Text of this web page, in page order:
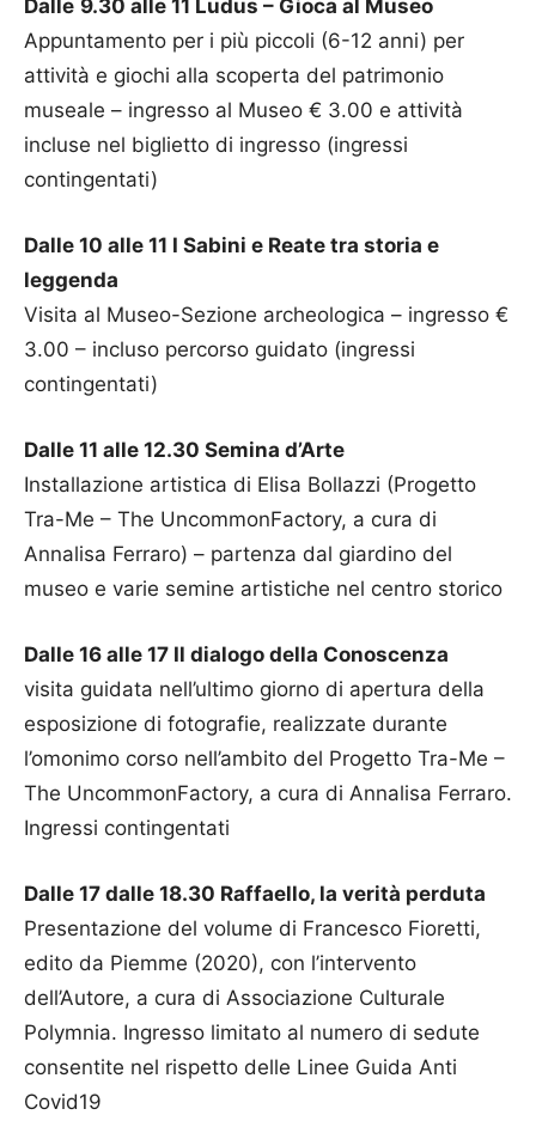
Dalle 9.30 alle 11 Ludus – Gioca al Museo
Appuntamento per i più piccoli (6-12 anni) per
attività e giochi alla scoperta del patrimonio
museale – ingresso al Museo € 3.00 e attività
incluse nel biglietto di ingresso (ingressi
contingentati)
Dalle 10 alle 11 I Sabini e Reate tra storia e
leggenda
Visita al Museo-Sezione archeologica – ingresso €
3.00 – incluso percorso guidato (ingressi
contingentati)
Dalle 11 alle 12.30 Semina d’Arte
Installazione artistica di Elisa Bollazzi (Progetto
Tra-Me – The UncommonFactory, a cura di
Annalisa Ferraro) – partenza dal giardino del
museo e varie semine artistiche nel centro storico
Dalle 16 alle 17 Il dialogo della Conoscenza
visita guidata nell’ultimo giorno di apertura della
esposizione di fotografie, realizzate durante
l’omonimo corso nell’ambito del Progetto Tra-Me –
The UncommonFactory, a cura di Annalisa Ferraro.
Ingressi contingentati
Dalle 17 dalle 18.30 Raffaello, la verità perduta
Presentazione del volume di Francesco Fioretti,
edito da Piemme (2020), con l’intervento
dell’Autore, a cura di Associazione Culturale
Polymnia. Ingresso limitato al numero di sedute
consentite nel rispetto delle Linee Guida Anti
Covid19